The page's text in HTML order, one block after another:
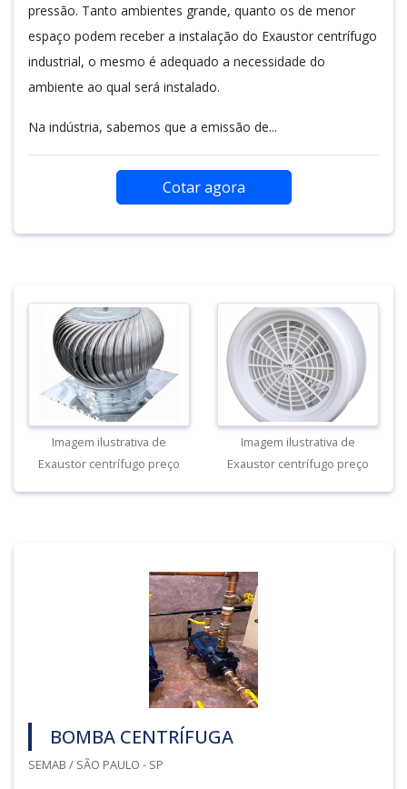
pressão. Tanto ambientes grande, quanto os de menor
espaço podem receber a instalação do Exaustor centrífugo
industrial, o mesmo é adequado a necessidade do
ambiente ao qual será instalado.
Na indústria, sabemos que a emissão de...
Cotar agora
Imagem ilustrativa de
Exaustor centrífugo preço
Imagem ilustrativa de
Exaustor centrífugo preço
BOMBA CENTRÍFUGA
SEMAB / SÃO PAULO - SP